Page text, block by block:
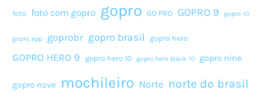
foto foto com gopro gopro GO PRO GOPRO 9 gopro 10
gopro app goprobr gopro brasil gopro hero
GOPRO HERO 9 gopro hero 10 gopro hero black 10 gopro nine
gopro nove mochileiro Norte norte do brasil